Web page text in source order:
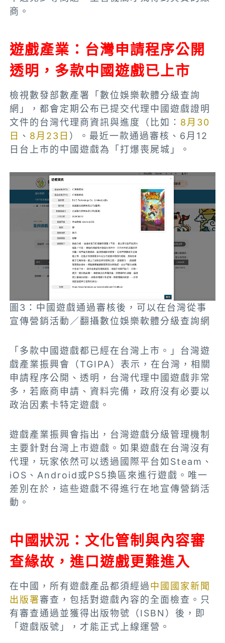
商。
遊戲產業：台灣申請程序公開
透明 ，多款中國遊戲已上市
檢視數發部數產署「數位娛樂軟體分級查詢
網」，都會定期公布已提交代理中國遊戲證明
文件的台灣代理商資訊與進度（比如： 8月30
日 、 8月23日 ）。最近一款通過審核、6月12
日台上市的中國遊戲為「打爆喪屍城」。
圖3：中國遊戲通過審核後，可以在台灣從事
宣傳營銷活動／翻攝數位娛樂軟體分級查詢網
「多款中國遊戲都已經在台灣上市。」台灣遊
戲產業振興會（TGIPA）表示，在台灣，相關
申請程序公開、透明，台灣代理中國遊戲非常
多，若廠商申請、資料完備，政府沒有必要以
政治因素卡特定遊戲。
遊戲產業振興會指出，台灣遊戲分級管理機制
主要針對台灣上市遊戲。如果遊戲在台灣沒有
代理，玩家依然可以透過國際平台如Steam、
iOS、Android或PS5換區來進行遊戲。唯一
差別在於，這些遊戲不得進行在地宣傳營銷活
動。
中國狀況：文化管制與內容審
查緣故，進口遊戲更難進入
在中國， 所有遊戲產品都須經過中國國家新聞
出版署審查，包括對遊戲內容的全面檢查。只
有審查通過並獲得出版物號（ISBN）後，即
「遊戲版號」，才能正式上線運營。